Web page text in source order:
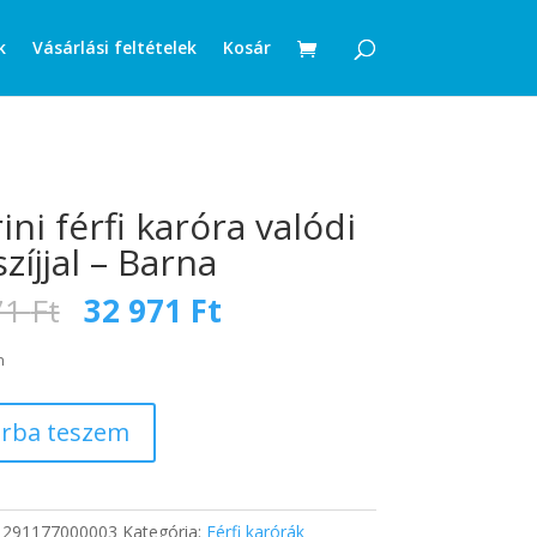
Vásárlási feltételek Kosár
férfi karóra valódi
– Barna
Ft Original
price
36
671 Ft.
32 971 Ft
teszem
291177000003 Kategória: Férfi karórák